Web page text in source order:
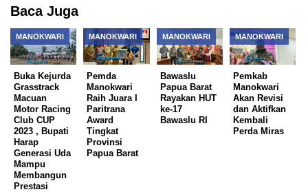
Baca Juga
MANOKWARI
Buka Kejurda
Grasstrack
Macuan
Motor Racing
Club CUP
2023 , Bupati
Harap
Generasi Uda
Mampu
Membangun
Prestasi
MANOKWARI
Pemda
Manokwari
Raih Juara I
Paritrana
Award
Tingkat
Provinsi
Papua Barat
MANOKWARI
Bawaslu
Papua Barat
Rayakan HUT
ke-17
Bawaslu RI
MANOKWARI
Pemkab
Manokwari
Akan Revisi
dan Aktifkan
Kembali
Perda Miras